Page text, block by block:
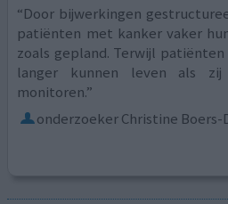
“Door bijwerkingen
patiënten met kanker vaker
zoals gepland. Terwijl
langer kunnen leven als
monitoren.”
onderzoeker Christine Boers-